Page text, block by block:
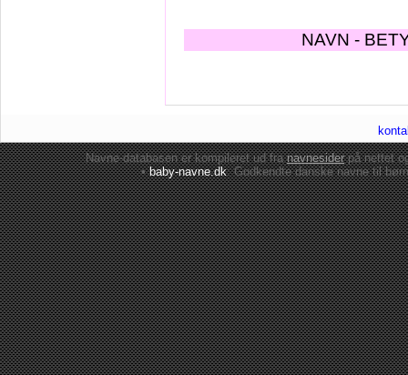
NAVN -
Navne-databasen er kompileret ud franavnesiderpå nettet
•baby-navne.dk: Godkendte danskenavne til børn